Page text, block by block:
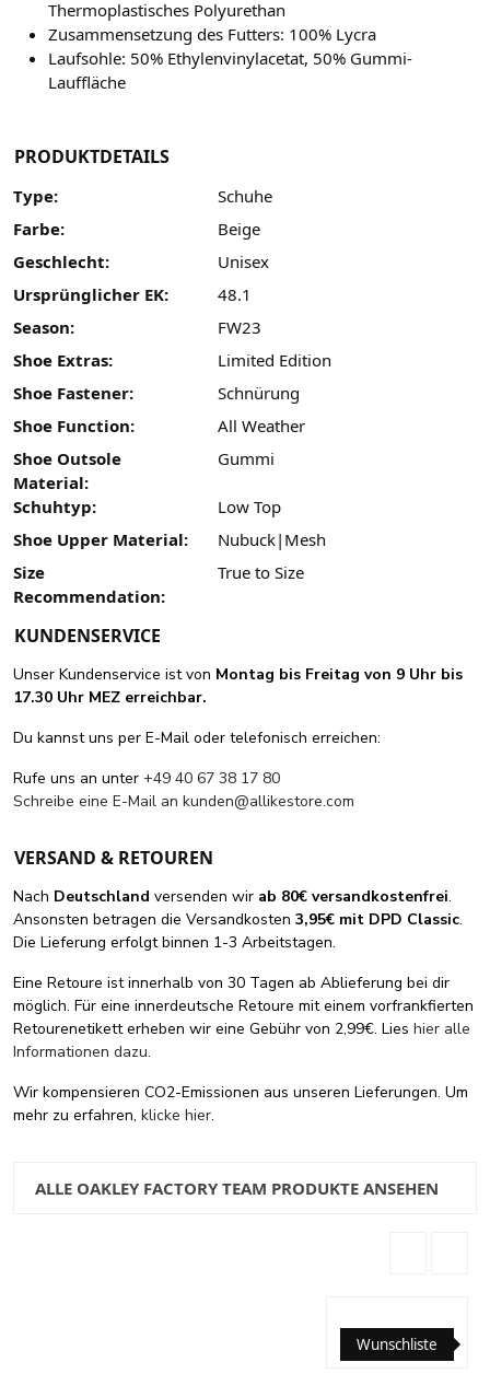
Thermoplastisches Polyurethan
Zusammensetzung des Futters: 100% Lycra
Laufsohle: 50% Ethylenvinylacetat, 50% Gummi-
Lauffläche
PRODUKTDETAILS
Type:
Schuhe
Farbe:
Beige
Geschlecht:
Unisex
Ursprünglicher EK:
48.1
Season:
FW23
Shoe Extras:
Limited Edition
Shoe Fastener:
Schnürung
Shoe Function:
All Weather
Shoe Outsole
Material:
Gummi
Schuhtyp:
Low Top
Shoe Upper Material:
Nubuck|Mesh
Size
Recommendation:
True to Size
KUNDENSERVICE
Unser Kundenservice ist von Montag bis Freitag von 9 Uhr bis
17.30 Uhr MEZ erreichbar.
Du kannst uns per E-Mail oder telefonisch erreichen:
Rufe uns an unter +49 40 67 38 17 80
Schreibe eine E-Mail an kunden@allikestore.com
VERSAND & RETOUREN
Nach Deutschland versenden wir ab 80€ versandkostenfrei.
Ansonsten betragen die Versandkosten 3,95€ mit DPD Classic.
Die Lieferung erfolgt binnen 1-3 Arbeitstagen.
Eine Retoure ist innerhalb von 30 Tagen ab Ablieferung bei dir
möglich. Für eine innerdeutsche Retoure mit einem vorfrankfierten
Retourenetikett erheben wir eine Gebühr von 2,99€. Lies hier alle
Informationen dazu.
Wir kompensieren CO2-Emissionen aus unseren Lieferungen. Um
mehr zu erfahren, klicke hier.
ALLE OAKLEY FACTORY TEAM PRODUKTE ANSEHEN
Wunschliste